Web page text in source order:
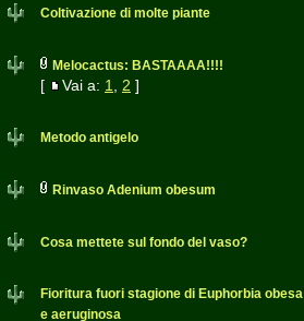
Coltivazione di molte piante
Melocactus: BASTAAAA!!!!
[ Vai a: 1 2 ]
Metodo antigelo
Rinvaso Adenium obesum
Cosa mettete sul fondo del vaso?
Fioritura fuori stagione di Euphorbia obesa
e aeruginosa